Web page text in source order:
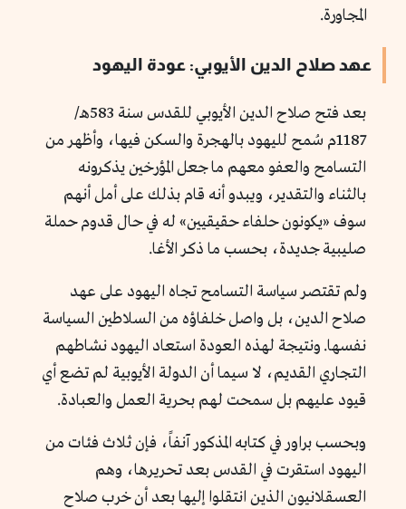
المجاورة.
عهد صلاح الدين الأيوبي: عودة اليهود
بعد فتح صلاح الدين الأيوبي للقدس سنة 583هـ/
1187م سُمح لليهود بالهجرة والسكن فيها، وأظهر من
التسامح والعفو معهم ما جعل المؤرخين يذكرونه
بالثناء والتقدير، ويبدو أنه قام بذلك على أمل أنهم
سوف «يكونون حلفاء حقيقيين» له في حال قدوم حملة
صليبية جديدة، بحسب ما ذكر الأغا.
ولم تقتصر سياسة التسامح تجاه اليهود على عهد
صلاح الدين، بل واصل خلفاؤه من السلاطين السياسة
نفسها. ونتيجة لهذه العودة استعاد اليهود نشاطهم
التجاري القديم، لا سيما أن الدولة الأيوبية لم تضع أي
قيود عليهم بل سمحت لهم بحرية العمل والعبادة.
وبحسب براور في كتابه المذكور آنفاً، فإن ثلاث فئات من
اليهود استقرت في القدس بعد تحريرها، وهم
العسقلانيون الذين انتقلوا إليها بعد أن خرب صلاح